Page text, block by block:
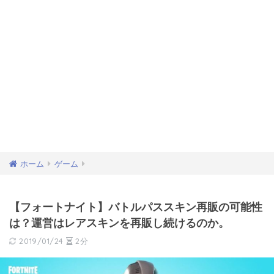
ホーム ゲーム
【フォートナイト】バトルパススキン再販の可能性
は？運営はレアスキンを再販し続けるのか。
2019/01/24 2分